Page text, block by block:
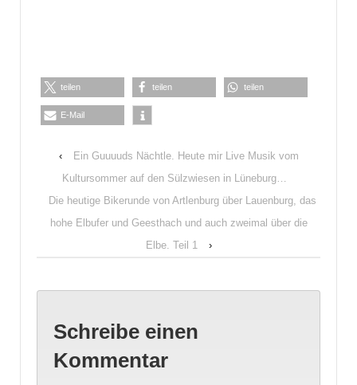
teilen teilen teilen
E-Mail
‹
Ein Guuuuds Nächtle. Heute mir Live Musik vom
Kultursommer auf den Sülzwiesen in Lüneburg…
Die heutige Bikerunde von Artlenburg über Lauenburg, das
hohe Elbufer und Geesthach und auch zweimal über die
Elbe. Teil 1
›
Schreibe einen
Kommentar